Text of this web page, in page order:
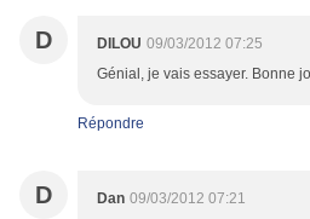
D DILOU 09/03/2012 07:25
Génial, je vais essayer. Bonne
Répondre
D Dan 09/03/2012 07:21